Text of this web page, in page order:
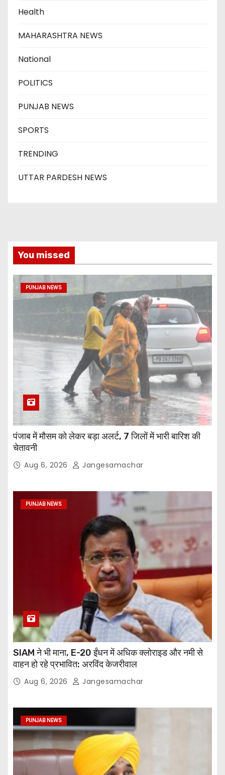
Health
MAHARASHTRA NEWS
National
POLITICS
PUNJAB NEWS
SPORTS
TRENDING
UTTAR PARDESH NEWS
You missed
PUNJAB NEWS
पंजाब में मौसम को लेकर बड़ा अलर्ट, 7 जिलों में भारी बारिश की
चेतावनी
Aug 6, 2026 Jangesamachar
PUNJAB NEWS
SIAM ने भी माना, E-20 ईंधन में अधिक क्लोराइड और नमी से
वाहन हो रहे प्रभावित: अरविंद केजरीवाल
Aug 6, 2026 Jangesamachar
PUNJAB NEWS